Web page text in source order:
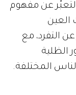
عن مفهوم
العين
التفرد، مع
الظلية
المختلفة.